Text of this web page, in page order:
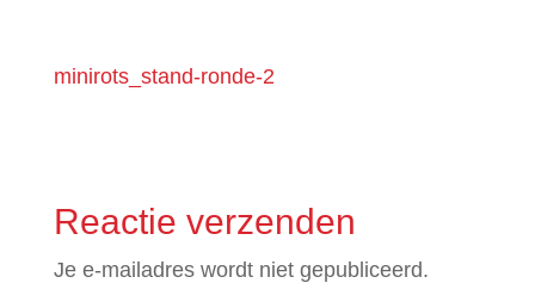
minirots_stand-ronde-2
Reactie verzenden
Je e-mailadres wordt niet gepubliceerd.